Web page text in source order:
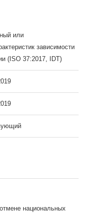
или
зависимости
(ISO 37:2017, IDT)
национальных